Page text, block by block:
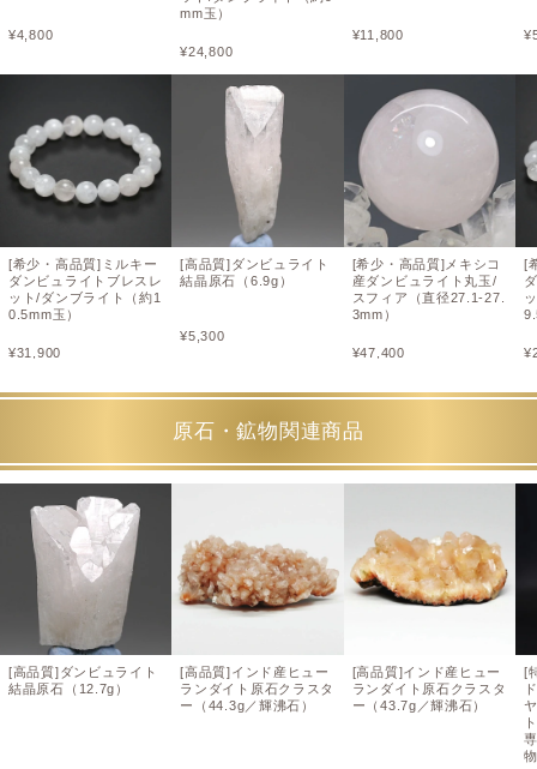
¥4,800
[希少・高品質]ミルキー
ダンビュライトブレスレ
ット/ダンブライト（約1
0.5mm玉）
¥31,900
mm玉）
¥24,800
[高品質]ダンビュライト
結晶原石（6.9g）
¥5,300
¥11,800
[希少・高品質]メキシコ
産ダンビュライト丸玉/
スフィア（直径27.1-27.
3mm）
¥47,400
¥
[
¥
原石・鉱物関連商品
[高品質]ダンビュライト
結晶原石（12.7g）
[高品質]インド産ヒュー
ランダイト原石クラスタ
ー（44.3g／輝沸石）
[高品質]インド産ヒュー
ランダイト原石クラスタ
ー（43.7g／輝沸石）
[